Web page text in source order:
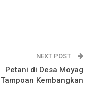
NEXT POST
Petani di Desa Moyag
Tampoan Kembangkan